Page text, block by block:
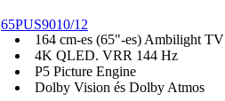
65PUS9010/12
164 cm-es (65"-es) Ambilight TV
4K QLED. VRR 144 Hz
P5 Picture Engine
Dolby Vision és Dolby Atmos